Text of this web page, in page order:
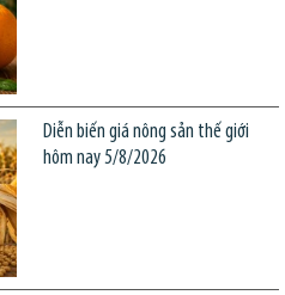
Diễn biến giá nông sản thế giới
hôm nay 5/8/2026